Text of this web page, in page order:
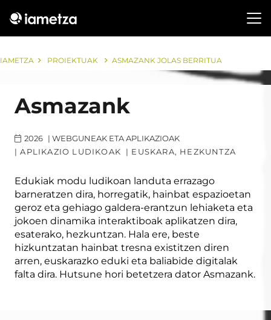
IAMETZA PROIEKTUAK ASMAZANK JOLAS BERRITUA
Asmazank
2026 |WEBGUNEAK ETA APLIKAZIOAK
|APLIKAZIO LUDIKOAK | EUSKARA, HEZKUNTZA
Edukiak modu ludikoan landuta errazago
barneratzen dira, horregatik, hainbat espazioetan
geroz eta gehiago galdera-erantzun lehiaketa eta
jokoen dinamika interaktiboak aplikatzen dira,
esaterako, hezkuntzan. Hala ere, beste
hizkuntzatan hainbat tresna existitzen diren
arren, euskarazko eduki eta baliabide digitalak
falta dira. Hutsune hori betetzera dator Asmazank.